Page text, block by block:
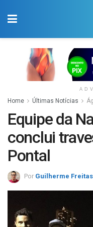
Home Últimas Notícias
Equipe da
conclui
Pontal
Por Guilherme Freitas